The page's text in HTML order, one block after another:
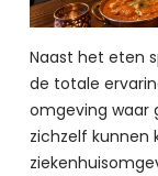
Naast het eten
de totale
omgeving waar
zichzelf kunnen